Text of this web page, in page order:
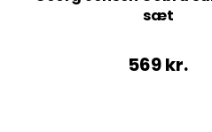
sæt
569kr.